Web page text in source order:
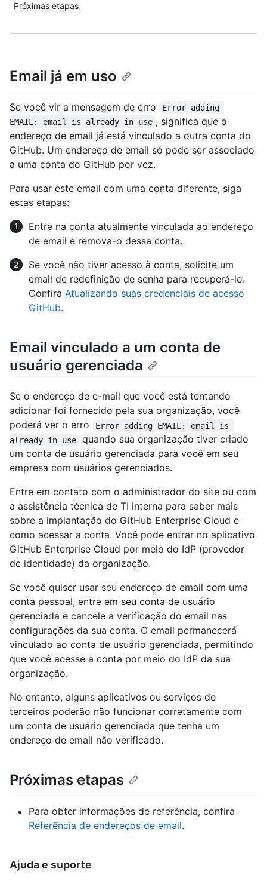
Próximas etapas
Email já em uso
Se você vir a mensagem de erro
Error adding
EMAIL: email is already in use , significa que o
endereço de email já está vinculado a outra conta do
GitHub. Um endereço de email só pode ser associado
a uma conta do GitHub por vez.
Para usar este email com uma conta diferente, siga
estas etapas:
Entre na conta atualmente vinculada ao endereço
de email e remova-o dessa conta.
Se você não tiver acesso à conta, solicite um
email de redefinição de senha para recuperá-lo.
Confira Atualizando suas credenciais de acesso
GitHub.
Email vinculado a um conta de
usuário gerenciada
Se o endereço de e-mail que você está tentando
adicionar foi fornecido pela sua organização, você
poderá ver o erro
Error adding EMAIL: email is
already in use
quando sua organização tiver criado
um conta de usuário gerenciada para você em seu
empresa com usuários gerenciados.
Entre em contato com o administrador do site ou com
a assistência técnica de TI interna para saber mais
sobre a implantação do GitHub Enterprise Cloud e
como acessar a conta. Você pode entrar no aplicativo
GitHub Enterprise Cloud por meio do IdP (provedor
de identidade) da organização.
Se você quiser usar seu endereço de email com uma
conta pessoal, entre em seu conta de usuário
gerenciada e cancele a verificação do email nas
configurações da sua conta. O email permanecerá
vinculado ao conta de usuário gerenciada, permitindo
que você acesse a conta por meio do IdP da sua
organização.
No entanto, alguns aplicativos ou serviços de
terceiros poderão não funcionar corretamente com
um conta de usuário gerenciada que tenha um
endereço de email não verificado.
Próximas etapas
Para obter informações de referência, confira
Referência de endereços de email.
Ajuda e suporte